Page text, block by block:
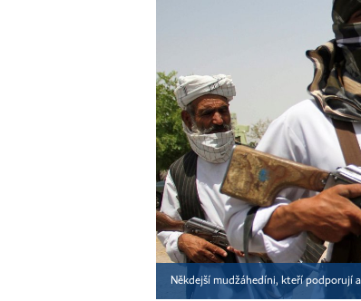
Někdejší mudžáhedíni, kteří podporují